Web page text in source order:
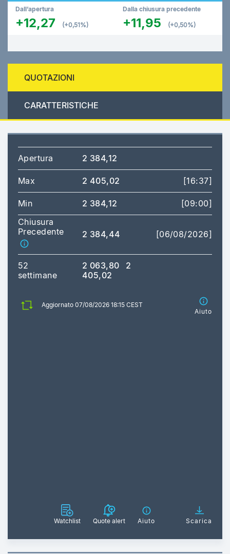
Dall’apertura
+12,27 (+0,51%)
Dalla chiusura precedente
+11,95 (+0,50%)
QUOTAZIONI
CARATTERISTICHE
Apertura 2 384,12
Max 2 405,02 [16:37]
Min 2 384,12
[09:00]
Chiusura
Precedente
2 384,44 [06/08/2026]
52
settimane
2 063,80
2
405,02
Aggiornato 07/08/2026 18:15 CEST
Aiuto
Watchlist Quote alert Aiuto Scarica